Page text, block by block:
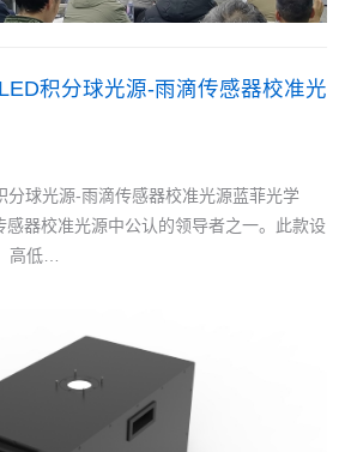
积分球光源-雨滴传感器校准光
分球光源-雨滴传感器校准光源蓝菲光学
感器校准光源中公认的领导者之一。此款设
高低…